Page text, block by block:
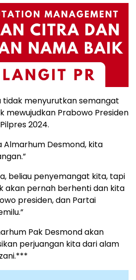
tidak menyurutkan semangat
mewujudkan Prabowo Presiden
2024.
Almarhum Desmond, kita
beliau penyemangat kita, tapi
akan pernah berhenti dan kita
presiden, dan Partai
Pak Desmond akan
perjuangan kita dari alam